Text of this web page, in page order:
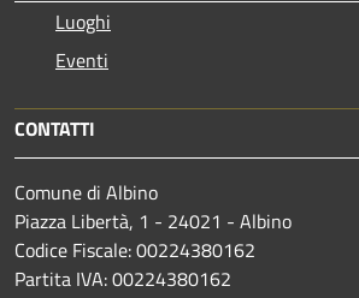
Luoghi
Eventi
CONTATTI
Comune di Albino
Piazza Libertà, 1 - 24021 - Albino
Codice Fiscale: 00224380162
Partita IVA: 00224380162